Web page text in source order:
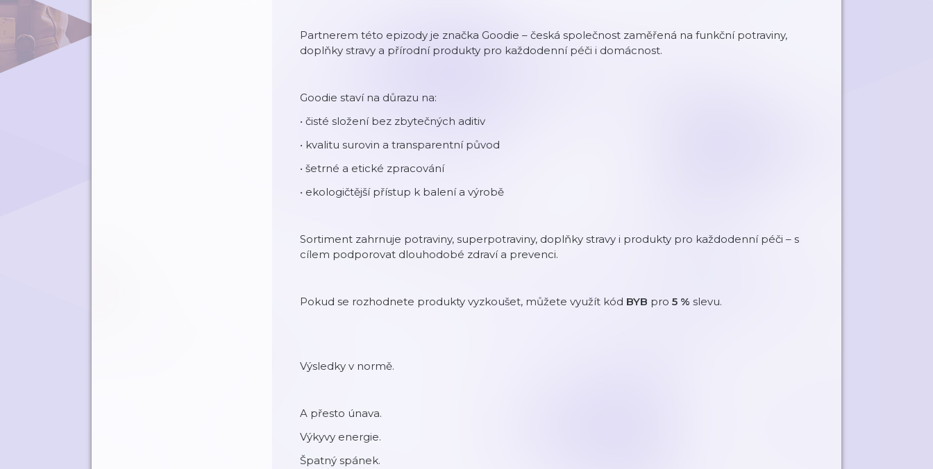
Partnerem této epizody je značka Goodie – česká společnost zaměřená na funkční potraviny,
doplňky stravy a přírodní produkty pro každodenní péči i domácnost.
Goodie staví na důrazu na:
• čisté složení bez zbytečných aditiv
• kvalitu surovin a transparentní původ
• šetrné a etické zpracování
• ekologičtější přístup k balení a výrobě
Sortiment zahrnuje potraviny, superpotraviny, doplňky stravy i produkty pro každodenní péči – s
cílem podporovat dlouhodobé zdraví a prevenci.
Pokud se rozhodnete produkty vyzkoušet, můžete využít kód BYB pro 5 % slevu.
Výsledky v normě.
A přesto únava.
Výkyvy energie.
Špatný spánek.